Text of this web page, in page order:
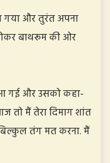
गया और तुरंत अपना
बाथरूम की ओर
गई और उसको कहा-
तो मैं तेरा दिमाग शांत
तंग मत करना. मैं